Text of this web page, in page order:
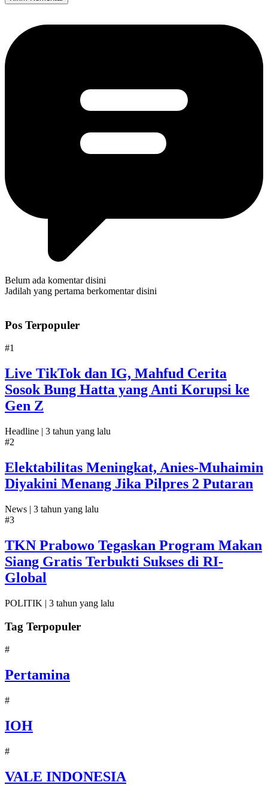
Belum ada komentar disini
Jadilah yang pertama berkomentar disini
Pos Terpopuler
#1
Live TikTok dan IG, Mahfud Cerita
Sosok Bung Hatta yang Anti Korupsi ke
Gen Z
Headline | 3 tahun yang lalu
#2
Elektabilitas Meningkat, Anies-Muhaimin
Diyakini Menang Jika Pilpres 2 Putaran
News | 3 tahun yang lalu
#3
TKN Prabowo Tegaskan Program Makan
Siang Gratis Terbukti Sukses di RI-
Global
POLITIK | 3 tahun yang lalu
Tag Terpopuler
#
Pertamina
#
IOH
#
VALE INDONESIA